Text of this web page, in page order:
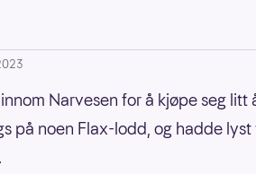
Narvesen for å kjøpe seg litt
på noen Flax-lodd, og hadde lyst